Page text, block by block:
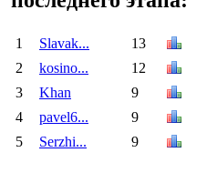
1 Slavak...
13
2
kosino...
12
3
Khan
9
4
pavel6...
9
5
Serzhi... 9